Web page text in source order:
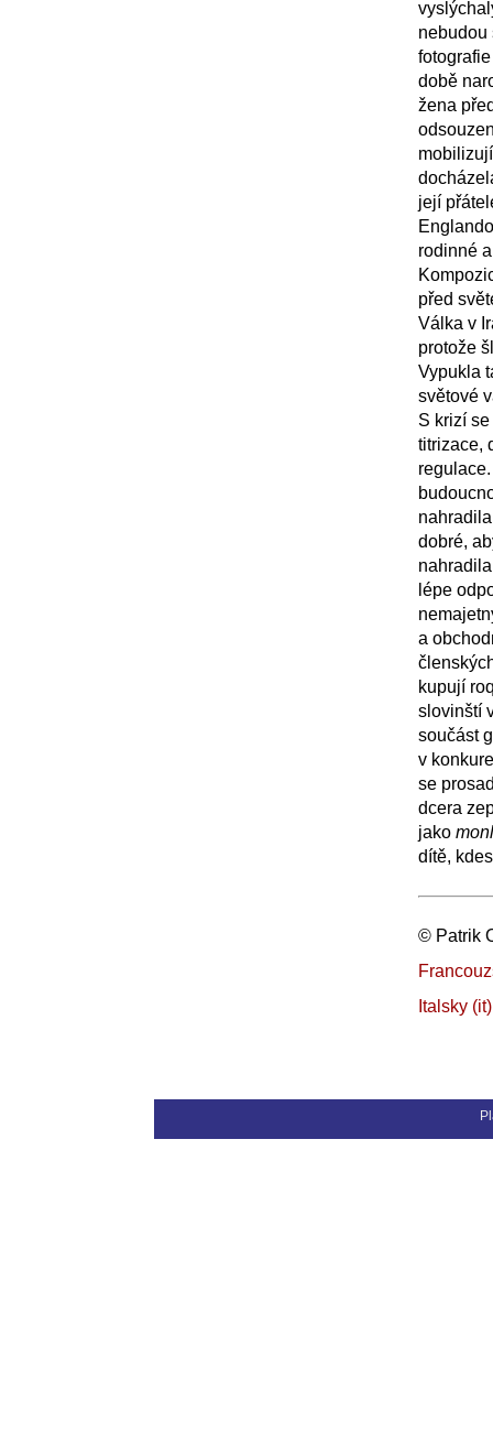
nebudou
době
žena
její
rodinné
před
Válka v
protože
Vypukla
světové
S krizí
titrizace,
dobré,
lépe
a
kupují
slovinští
součást
v
se
dcera
jako
dítě,
© Patrik
Italsky